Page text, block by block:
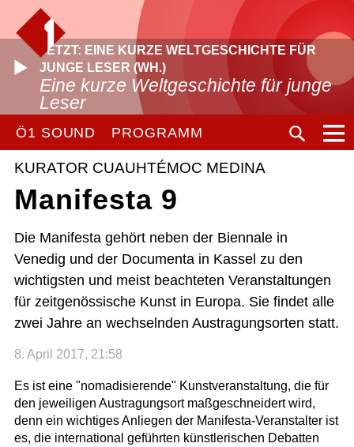
JETZT: EINE KURZE WELTGESCHICHTE FÜR
JUNGE LESER (WH.)
Eine kurze Weltgeschichte für junge
Leser
Ö1 SOUND PROGRAMM
KURATOR CUAUHTÉMOC MEDINA
Manifesta 9
Die Manifesta gehört neben der Biennale in
Venedig und der Documenta in Kassel zu den
wichtigsten und meist beachteten Veranstaltungen
für zeitgenössische Kunst in Europa. Sie findet alle
zwei Jahre an wechselnden Austragungsorten statt.
8. April 2017, 21:58
Es ist eine "nomadisierende" Kunstveranstaltung, die für
den jeweiligen Austragungsort maßgeschneidert wird,
denn ein wichtiges Anliegen der Manifesta-Veranstalter ist
es, die international geführten künstlerischen Debatten